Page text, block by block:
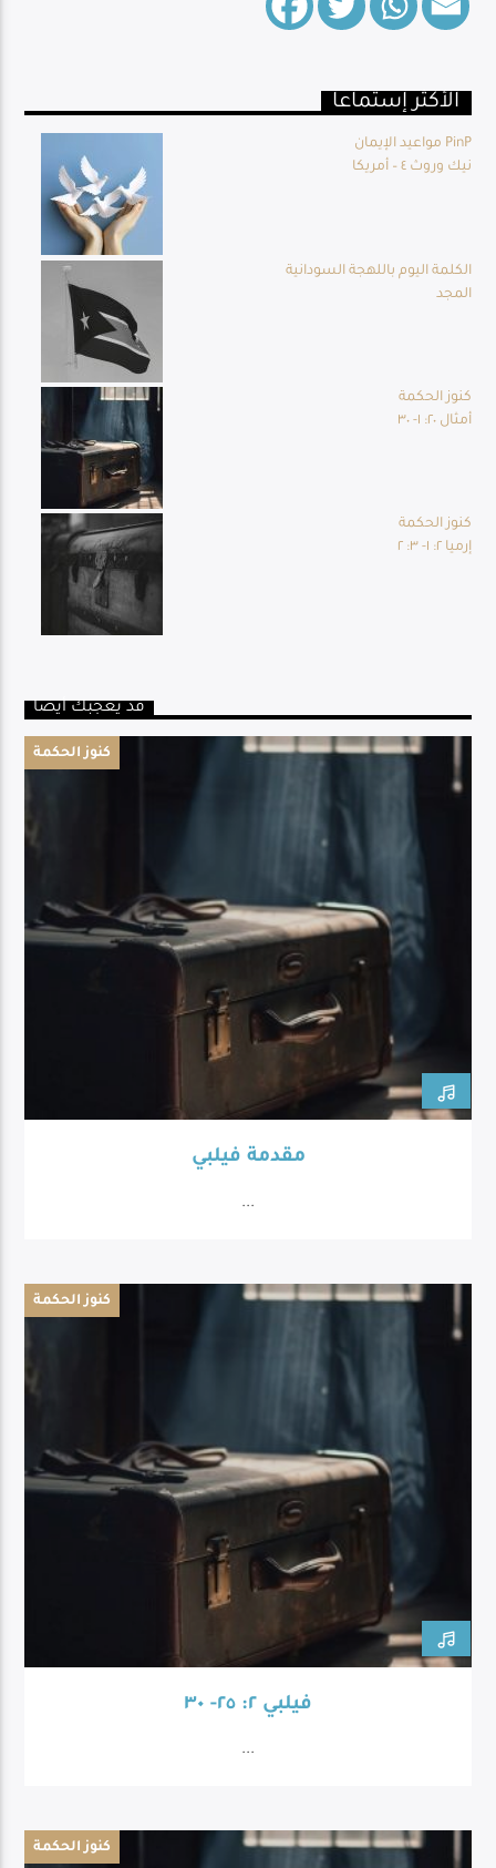
الأكثر إستماعا
مواعيد الإيمان PinP
نيك وروث ٤ – أمريكا
الكلمة اليوم باللهجة السودانية
المجد
كنوز الحكمة
أمثال ٢٠: ١- ٣٠
كنوز الحكمة
إرميا ٢: ١- ٣: ٢
قد يعجبك أيضا
كنوز الحكمة
مقدمة فيلبي
...
كنوز الحكمة
فيلبي ٢: ٢٥- ٣٠
...
كنوز الحكمة